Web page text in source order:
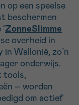
op een speelse
beschermen
ZonneSlimme
overheid in
in Wallonië, zo’n
onderwijs.
tools,
– worden
om actief